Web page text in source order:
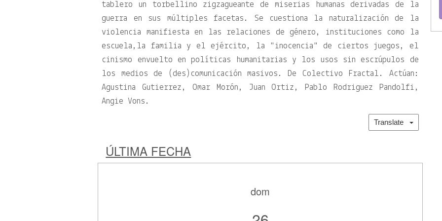
tablero un torbellino zigzagueante de miserias humanas derivadas de la
guerra en sus múltiples facetas. Se cuestiona la naturalización de la
violencia manifiesta en las relaciones de género, instituciones como la
escuela,la familia y el ejército, la
inocencia
de ciertos juegos, el
cinismo envuelto en políticas humanitarias y los usos sin escrúpulos de
los medios de (des)comunicación masivos. De Colectivo Fractal. Actúan:
Agustina Gutierrez, Omar Morón, Juan Ortiz, Pablo Rodriguez Pandolfi,
Angie Vons.
Translate
ÚLTIMA FECHA
dom